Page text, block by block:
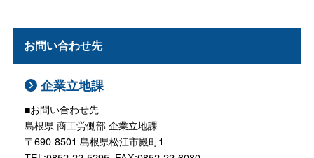
お問い合わせ先
企業立地課
■お問い合わせ先
島根県 商工労働部 企業立地課
〒690-8501 島根県松江市殿町1